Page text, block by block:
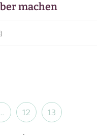
machen
12 13